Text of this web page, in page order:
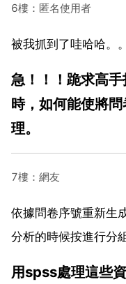
6樓：匿名使用者
被我抓到了哇哈哈。
急！！！跪求高
時，如何能使將
理。
7樓：網友
依據問卷序號重新生
分析的時候按進行分
用spss處理這些